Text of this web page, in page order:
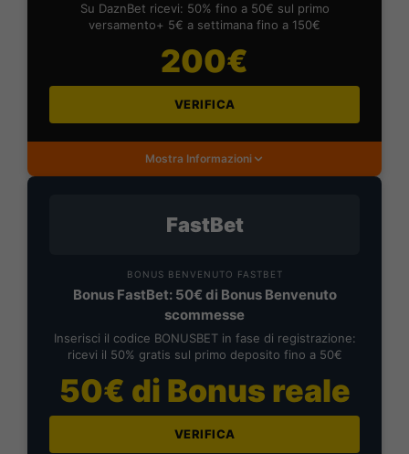
Su DaznBet ricevi: 50% fino a 50€ sul primo
versamento+ 5€ a settimana fino a 150€
200€
VERIFICA
Mostra Informazioni
FastBet
BONUS BENVENUTO FASTBET
Bonus FastBet: 50€ di Bonus Benvenuto
scommesse
Inserisci il codice BONUSBET in fase di registrazione:
ricevi il 50% gratis sul primo deposito fino a 50€
50€ di Bonus reale
VERIFICA